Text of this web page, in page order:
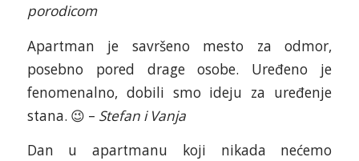
porodicom
Apartman je savršeno mesto za odmor,
posebno pored drage osobe. Uređeno je
fenomenalno, dobili smo ideju za uređenje
stana. 😉 – Stefan i Vanja
Dan u apartmanu koji nikada nećemo